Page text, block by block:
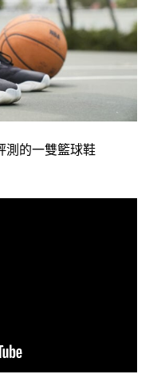
測的一雙籃球鞋